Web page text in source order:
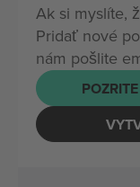
Ak si myslíte,
Pridať nové
nám pošlite